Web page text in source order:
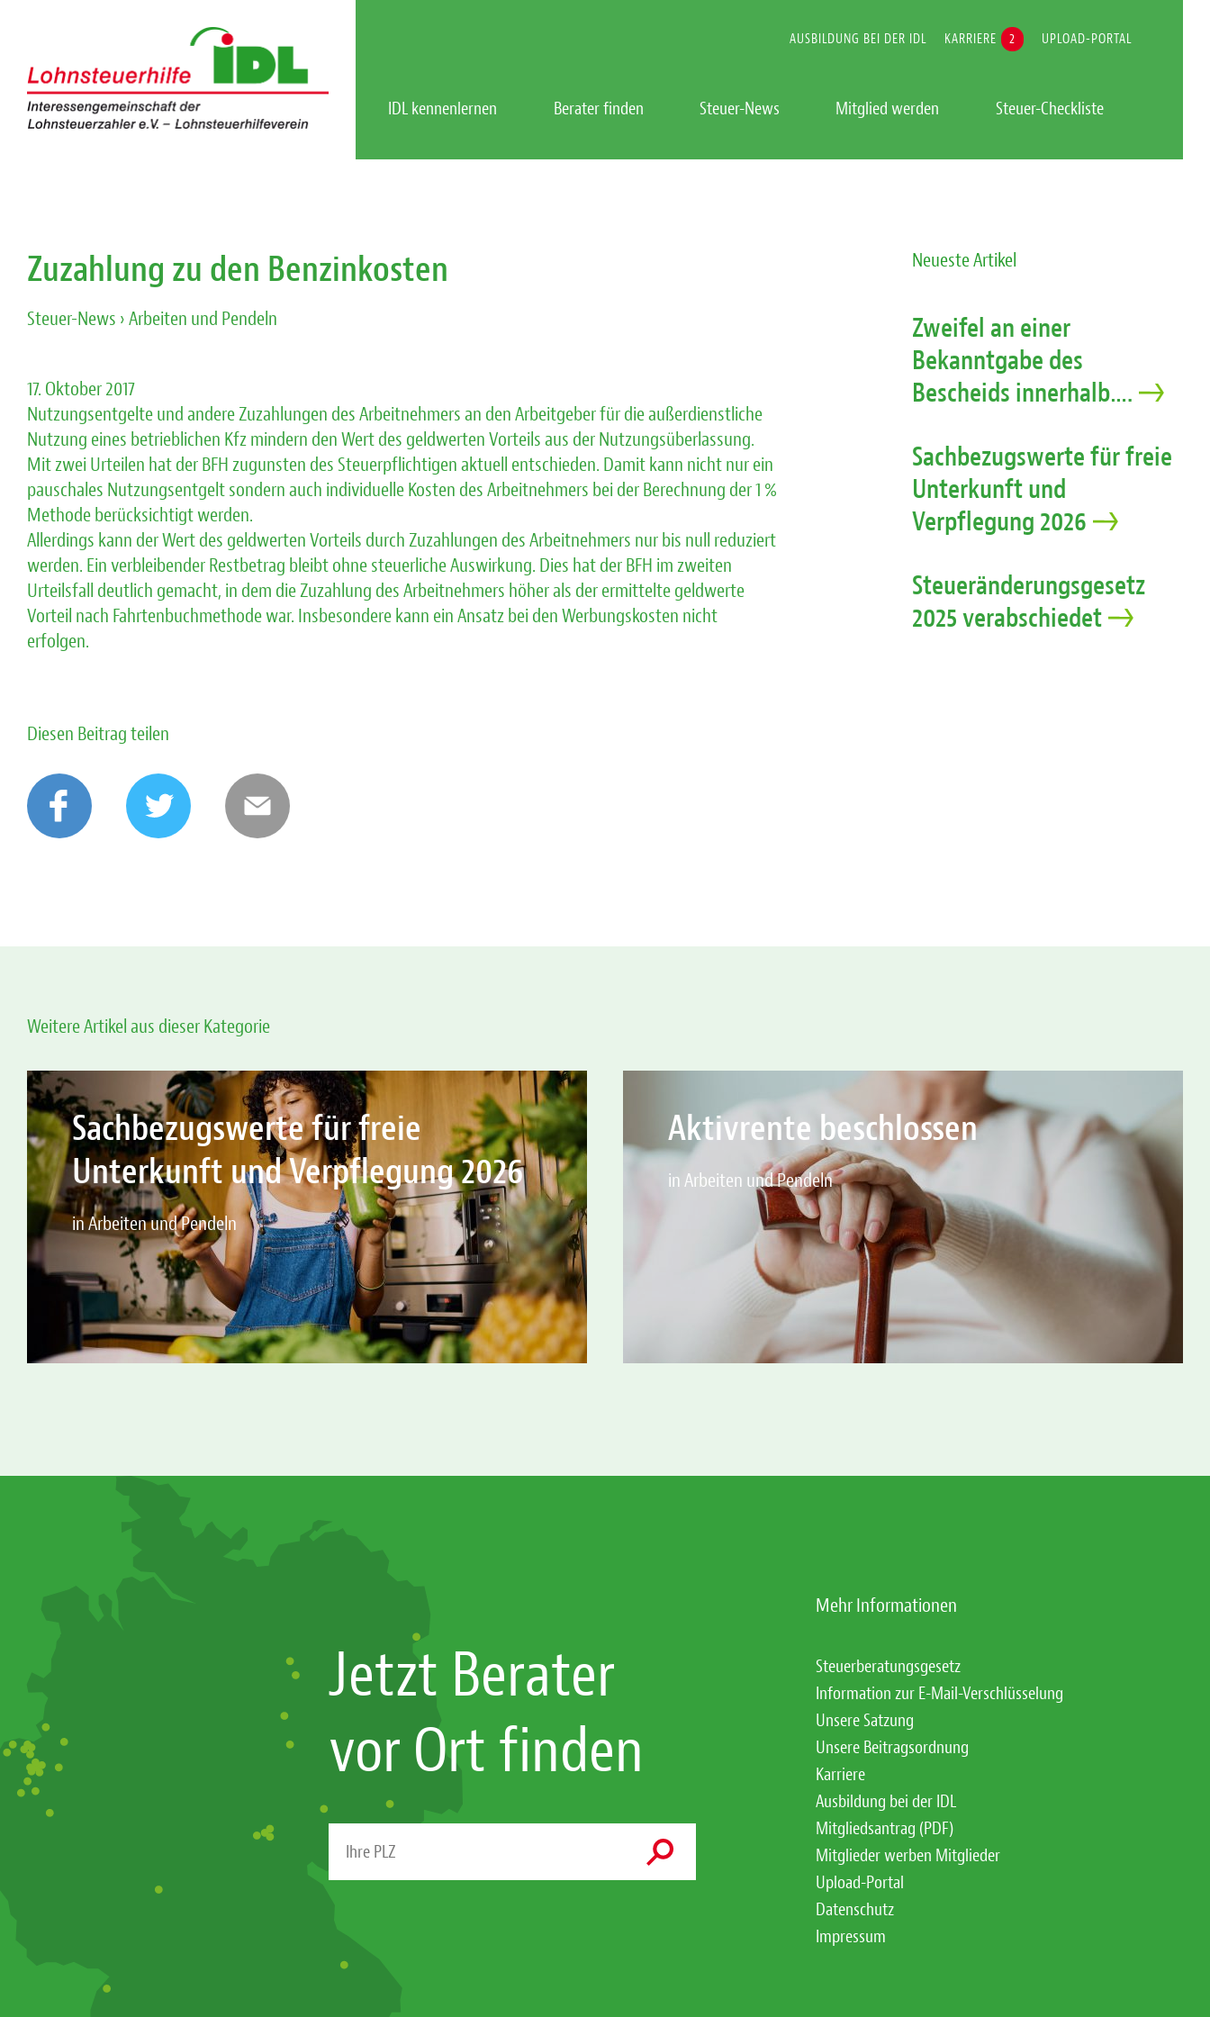
AUSBILDUNG BEI DER IDL KARRIERE 2 UPLOAD-PORTAL
IDL kennenlernen Berater finden Steuer-News Mitglied werden Steuer-Checkliste
Zuzahlung zu den Benzinkosten
Steuer-News › Arbeiten und Pendeln
17. Oktober 2017
Nutzungsentgelte und andere Zuzahlungen des Arbeitnehmers an den Arbeitgeber für die außerdienstliche
Nutzung eines betrieblichen Kfz mindern den Wert des geldwerten Vorteils aus der Nutzungsüberlassung.
Mit zwei Urteilen hat der BFH zugunsten des Steuerpflichtigen aktuell entschieden. Damit kann nicht nur ein
pauschales Nutzungsentgelt sondern auch individuelle Kosten des Arbeitnehmers bei der Berechnung der 1 %
Methode berücksichtigt werden.
Allerdings kann der Wert des geldwerten Vorteils durch Zuzahlungen des Arbeitnehmers nur bis null reduziert
werden. Ein verbleibender Restbetrag bleibt ohne steuerliche Auswirkung. Dies hat der BFH im zweiten
Urteilsfall deutlich gemacht, in dem die Zuzahlung des Arbeitnehmers höher als der ermittelte geldwerte
Vorteil nach Fahrtenbuchmethode war. Insbesondere kann ein Ansatz bei den Werbungskosten nicht
erfolgen.
Diesen Beitrag teilen
Neueste Artikel
Zweifel an einer
Bekanntgabe des
Bescheids innerhalb….
Sachbezugswerte für freie
Unterkunft und
Verpflegung 2026
Steueränderungsgesetz
2025 verabschiedet
Weitere Artikel aus dieser Kategorie
Sachbezugswerte für freie
Unterkunft und Verpflegung 2026
in Arbeiten und Pendeln
Aktivrente beschlossen
in Arbeiten und Pendeln
Jetzt Berater
vor Ort finden
Mehr Informationen
Steuerberatungsgesetz
Information zur E-Mail-Verschlüsselung
Unsere Satzung
Unsere Beitragsordnung
Karriere
Ausbildung bei der IDL
Mitgliedsantrag (PDF)
Mitglieder werben Mitglieder
Upload-Portal
Datenschutz
Impressum